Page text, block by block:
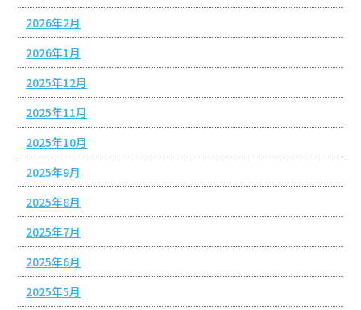
2026年2月
2026年1月
2025年12月
2025年11月
2025年10月
2025年9月
2025年8月
2025年7月
2025年6月
2025年5月